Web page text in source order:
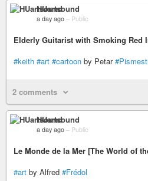
HUartsound
a day ago – Public
Elderly Guitarist with Smoking Red
#keith #art #cartoon by Petar
2 comments
HUartsound
a day ago – Public
Le Monde de la Mer [The World of
#art by Alfred #Frédol